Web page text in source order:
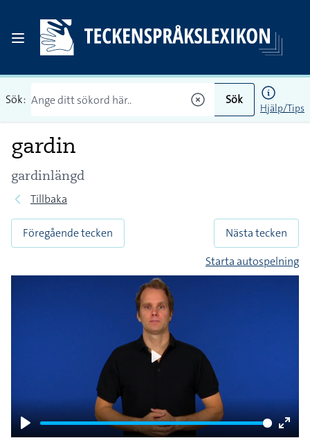
Sök: Sök
Hjälp/Tips
gardin
gardinlängd
Tillbaka
Föregående tecken
Nästa tecken
Starta autospelning
Play
Enter
Play